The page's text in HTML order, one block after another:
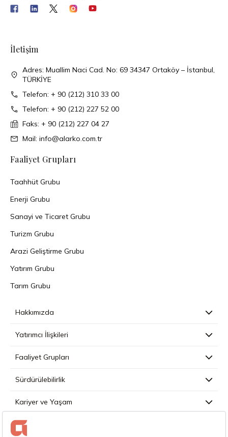
İletişim
Adres: Muallim Naci Cad. No: 69 34347 Ortaköy – İstanbul,
TÜRKİYE
Telefon: + 90 (212) 310 33 00
Telefon: + 90 (212) 227 52 00
Faks: + 90 (212) 227 04 27
Mail: info@alarko.com.tr
Faaliyet Grupları
Taahhüt Grubu
Enerji Grubu
Sanayi ve Ticaret Grubu
Turizm Grubu
Arazi Geliştirme Grubu
Yatırım Grubu
Tarım Grubu
Hakkımızda
Yatırımcı İlişkileri
Faaliyet Grupları
Sürdürülebilirlik
Kariyer ve Yaşam
Basın